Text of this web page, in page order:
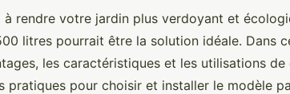
à rendre votre jardin plus verdoyant et
litres pourrait être la solution idéale. Dans
les caractéristiques et les utilisations de
pratiques pour choisir et installer le modèle